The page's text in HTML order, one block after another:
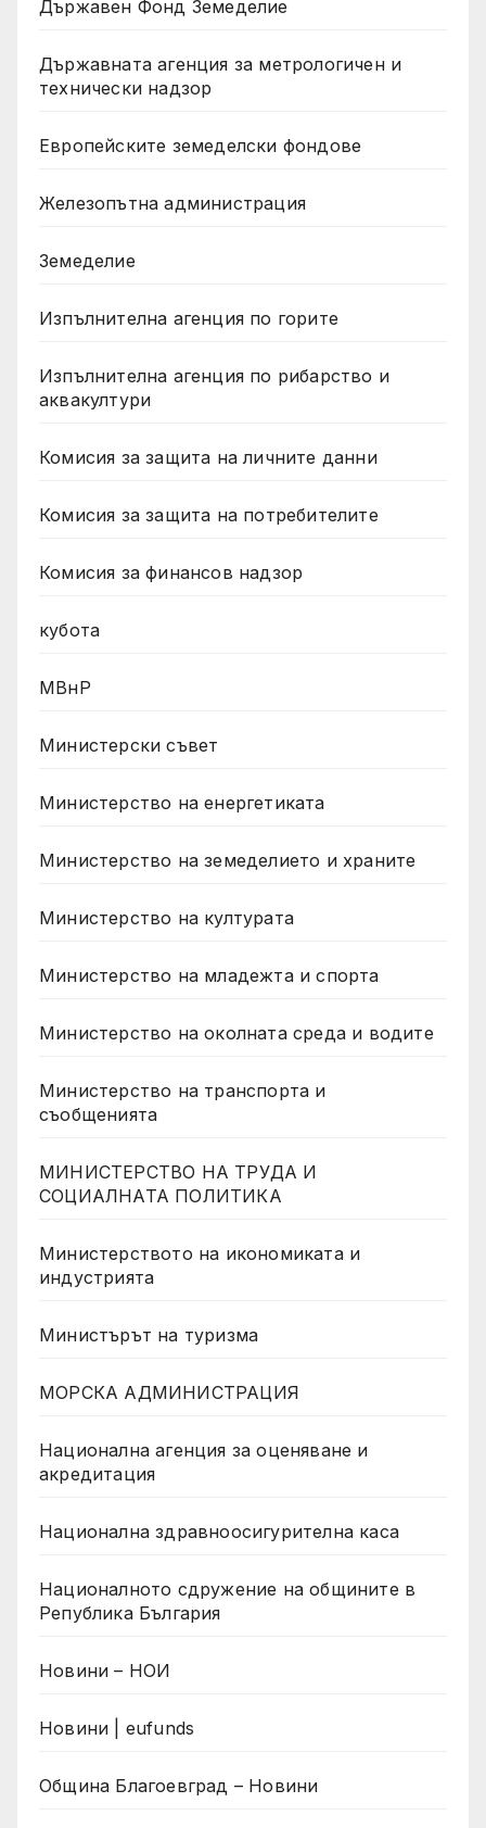
Държавен Фонд Земеделие
Държавната агенция за метрологичен и
технически надзор
Европейските земеделски фондове
Железопътна администрация
Земеделие
Изпълнителна агенция по горите
Изпълнителна агенция по рибарство и
аквакултури
Комисия за защита на личните данни
Комисия за защита на потребителите
Комисия за финансов надзор
кубота
МВнР
Министерски съвет
Министерство на енергетиката
Министерство на земеделието и храните
Министерство на културата
Министерство на младежта и спорта
Министерство на околната среда и водите
Министерство на транспорта и
съобщенията
МИНИСТЕРСТВО НА ТРУДА И
СОЦИАЛНАТА ПОЛИТИКА
Министерството на икономиката и
индустрията
Министърът на туризма
МОРСКА АДМИНИСТРАЦИЯ
Национална агенция за оценяване и
акредитация
Национална здравноосигурителна каса
Националното сдружение на общините в
Република България
Новини – НОИ
Новини | eufunds
Община Благоевград – Новини